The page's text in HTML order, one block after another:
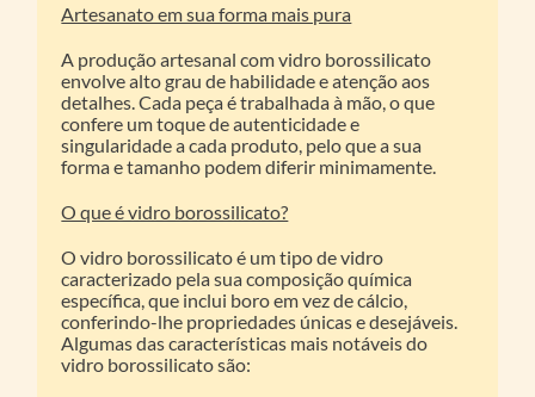
Artesanato em sua forma mais pura
A produção artesanal com vidro borossilicato
envolve alto grau de habilidade e atenção aos
detalhes. Cada peça é trabalhada à mão, o que
confere um toque de autenticidade e
singularidade a cada produto, pelo que a sua
forma e tamanho podem diferir minimamente.
O que é vidro borossilicato?
O vidro borossilicato é um tipo de vidro
caracterizado pela sua composição química
específica, que inclui boro em vez de cálcio,
conferindo-lhe propriedades únicas e desejáveis.
Algumas das características mais notáveis do
vidro borossilicato são: